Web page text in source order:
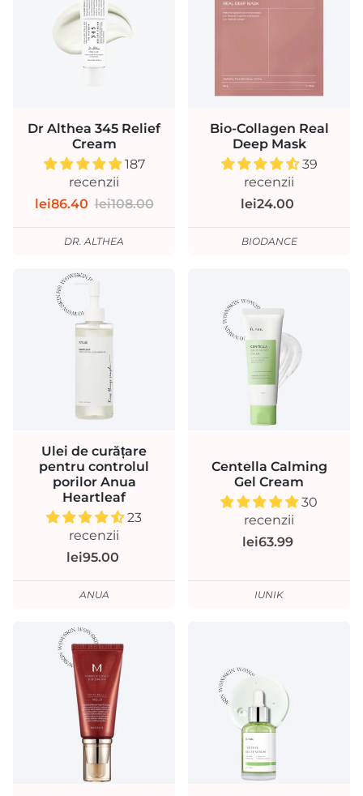
Dr Althea 345 Relief
Cream
187
recenzii
lei86.40 lei108.00
DR. ALTHEA
Bio-Collagen Real
Deep Mask
39
recenzii
lei24.00
BIODANCE
Ulei de curățare
pentru controlul
porilor Anua
Heartleaf
23
recenzii
lei95.00
ANUA
Centella Calming
Gel Cream
30
recenzii
lei63.99
IUNIK